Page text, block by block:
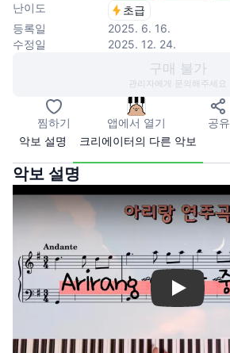
난이도
초급
등록일
2025. 6. 16.
수정일
2025. 12. 24.
구매 불가
관리자에게 문의해주세요
찜하기 앱에서 열기 공유
악보 설명
크리에이터의 다른 악보
악보 설명
Play